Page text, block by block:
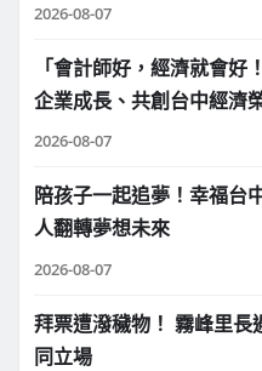
2026-08-07
「會計師好，經濟就會
企業成長、共創台中經濟
2026-08-07
陪孩子一起追夢！幸福台
人翻轉夢想未來
2026-08-07
拜票遭潑穢物！ 霧峰里長
同立場